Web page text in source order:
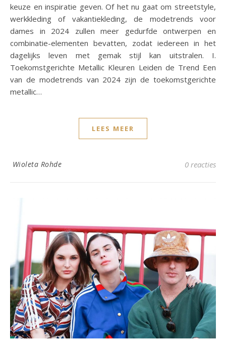
keuze en inspiratie geven. Of het nu gaat om streetstyle,
werkkleding of vakantiekleding, de modetrends voor
dames in 2024 zullen meer gedurfde ontwerpen en
combinatie-elementen bevatten, zodat iedereen in het
dagelijks leven met gemak stijl kan uitstralen. I.
Toekomstgerichte Metallic Kleuren Leiden de Trend Een
van de modetrends van 2024 zijn de toekomstgerichte
metallic…
LEES MEER
Wioleta Rohde 0 reacties